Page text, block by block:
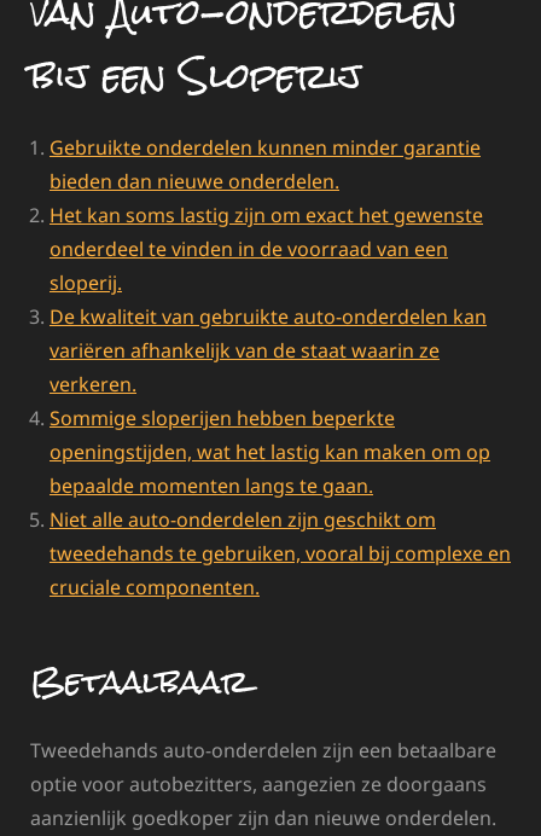
bij een Sloperij
Gebruikte onderdelen kunnen minder garantie
bieden dan nieuwe onderdelen.
Het kan soms lastig zijn om exact het gewenste
onderdeel te vinden in de voorraad van een
sloperij.
De kwaliteit van gebruikte auto-onderdelen kan
variëren afhankelijk van de staat waarin ze
verkeren.
Sommige sloperijen hebben beperkte
openingstijden, wat het lastig kan maken om op
bepaalde momenten langs te gaan.
Niet alle auto-onderdelen zijn geschikt om
tweedehands te gebruiken, vooral bij complexe en
cruciale componenten.
Betaalbaar
Tweedehands auto-onderdelen zijn een betaalbare
optie voor autobezitters, aangezien ze doorgaans
aanzienlijk goedkoper zijn dan nieuwe onderdelen.